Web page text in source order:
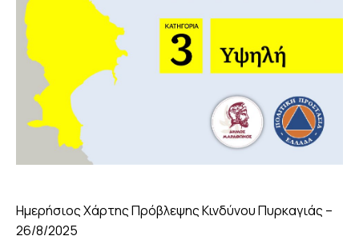
Ημερήσιος Χάρτης Πρόβλεψης Κινδύνου Πυρκαγιάς –
26/8/2025